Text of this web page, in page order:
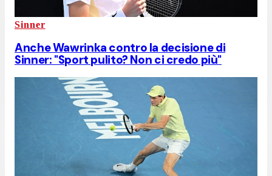
Sinner
Anche Wawrinka contro la decisione di
Sinner: "Sport pulito? Non ci credo più"